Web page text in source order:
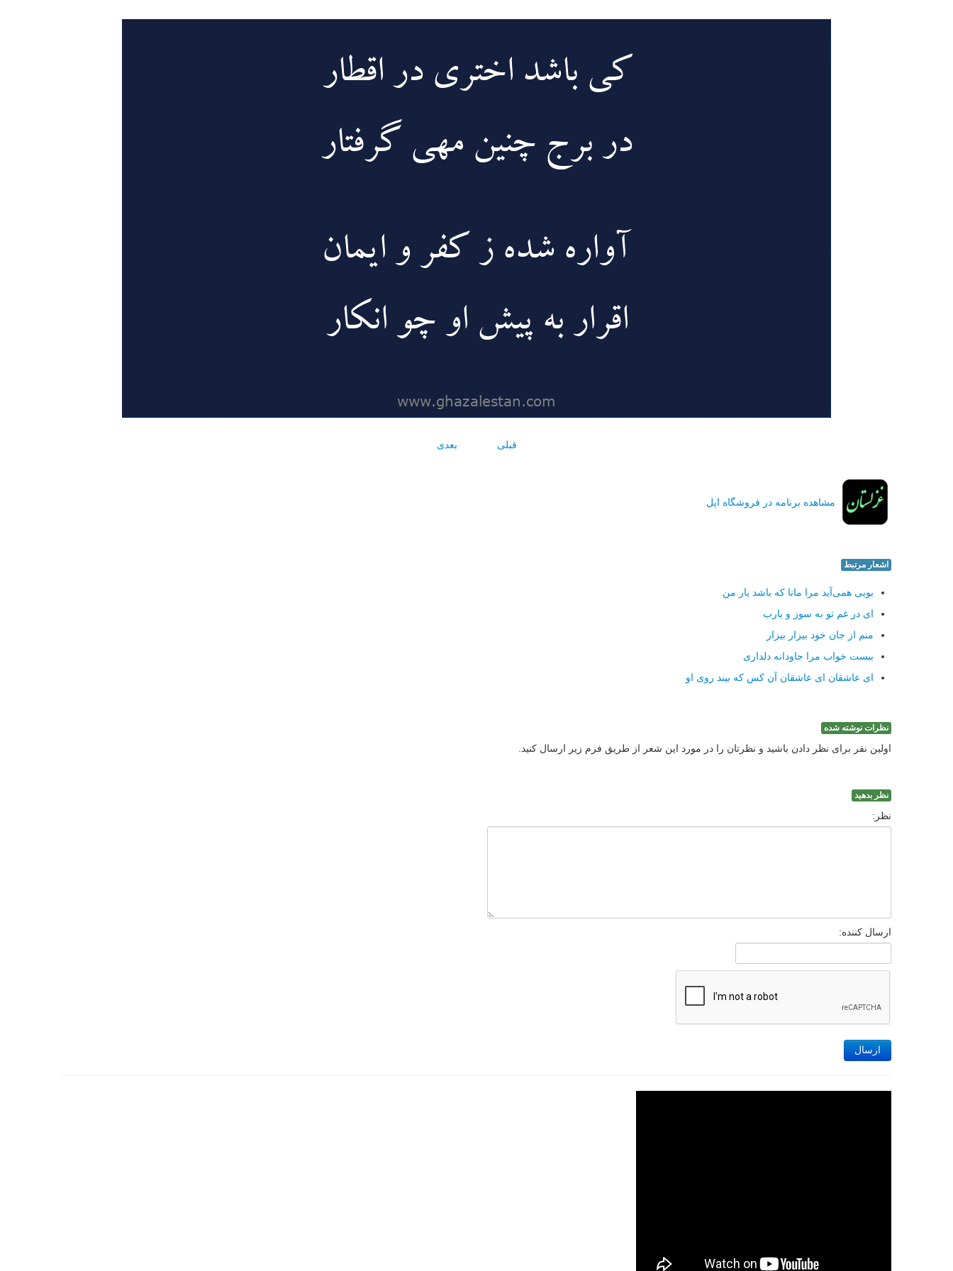
قبلی بعدی
مشاهده برنامه در فروشگاه اپل
اشعار مرتبط
بویی همی‌آید مرا مانا كه باشد یار من
ای در غم تو به سوز و یارب
منم از جان خود بیزار بیزار
ببست خواب مرا جاودانه دلداری
ای عاشقان ای عاشقان آن كس كه بیند روی او
نظرات نوشته شده
اولین نفر برای نظر دادن باشید و نظرتان را در مورد این شعر از طریق فرم زیر ارسال کنید.
نظر بدهید
نظر:
ارسال کننده:
ارسال